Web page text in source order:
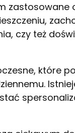
zastosowane
czy też
które